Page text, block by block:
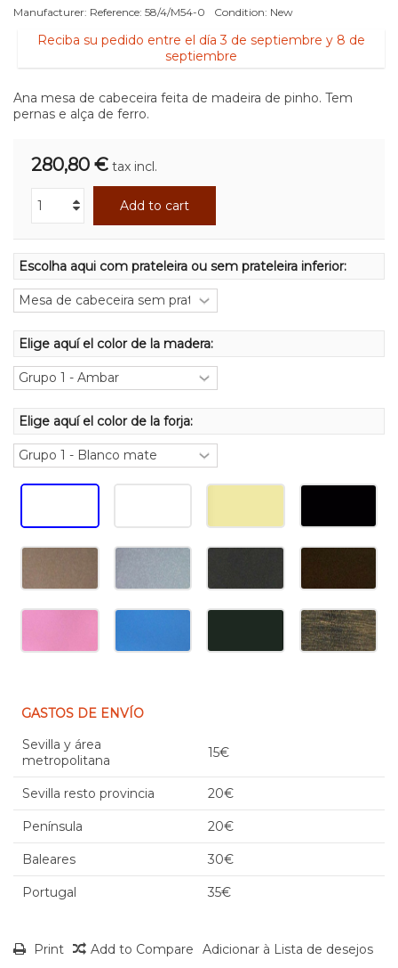
Manufacturer: Reference: 58/4/M54-0 Condition: New
Reciba su pedido entre el día 3 de septiembre y 8 de
septiembre
Ana mesa de cabeceira feita de madeira de pinho. Tem
pernas e alça de ferro.
280,80 € tax incl.
Add to cart
Escolha aqui com prateleira ou sem prateleira inferior:
Elige aquí el color de la forja:
Elige aquí el color de la madera:
GASTOS DE ENVÍO
Sevilla y área
metropolitana
15€
Sevilla resto provincia 20€
Península 20€
Baleares 30€
Portugal 35€
Print Add to Compare Adicionar à Lista de desejos